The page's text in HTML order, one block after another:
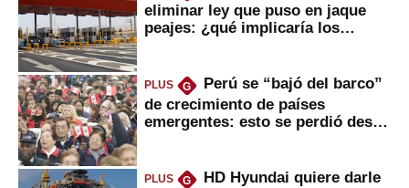
eliminar ley que puso en jaque
peajes: ¿qué implicaría los
PLUS G
Perú se “bajó del barco”
de crecimiento de países
emergentes: esto se perdió desde
PLUS G
HD Hyundai quiere darle